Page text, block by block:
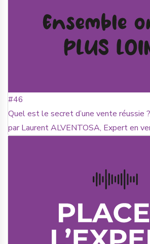
#46
Quel est le secret d’une vente réussie ?
par Laurent ALVENTOSA, Expert en